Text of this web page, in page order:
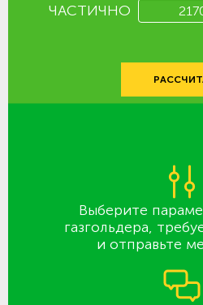
ЧАСТИЧНО
Выберите
газгольдера,
и отправьте